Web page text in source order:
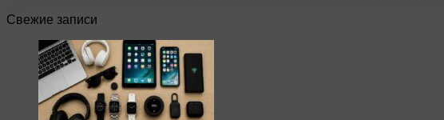
Свежие записи